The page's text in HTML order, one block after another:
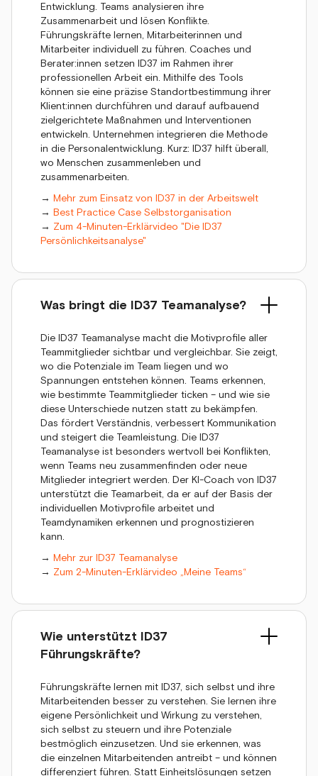
Entwicklung. Teams analysieren ihre
Zusammenarbeit und lösen Konflikte.
Führungskräfte lernen, Mitarbeiterinnen und
Mitarbeiter individuell zu führen. Coaches und
Berater:innen setzen ID37 im Rahmen ihrer
professionellen Arbeit ein. Mithilfe des Tools
können sie eine präzise Standortbestimmung ihrer
Klient:innen durchführen und darauf aufbauend
zielgerichtete Maßnahmen und Interventionen
entwickeln. Unternehmen integrieren die Methode
in die Personalentwicklung. Kurz: ID37 hilft überall,
wo Menschen zusammenleben und
zusammenarbeiten.
→ Mehr zum Einsatz von ID37 in der Arbeitswelt
→ Best Practice Case Selbstorganisation
→ Zum 4-Minuten-Erklärvideo "Die ID37
Persönlichkeitsanalyse"
Was bringt die ID37 Teamanalyse?
Die ID37 Teamanalyse macht die Motivprofile aller
Teammitglieder sichtbar und vergleichbar. Sie zeigt,
wo die Potenziale im Team liegen und wo
Spannungen entstehen können. Teams erkennen,
wie bestimmte Teammitglieder ticken – und wie sie
diese Unterschiede nutzen statt zu bekämpfen.
Das fördert Verständnis, verbessert Kommunikation
und steigert die Teamleistung. Die ID37
Teamanalyse ist besonders wertvoll bei Konflikten,
wenn Teams neu zusammenfinden oder neue
Mitglieder integriert werden. Der KI-Coach von ID37
unterstützt die Teamarbeit, da er auf der Basis der
individuellen Motivprofile arbeitet und
Teamdynamiken erkennen und prognostizieren
kann.
→ Mehr zur ID37 Teamanalyse
→ Zum 2-Minuten-Erklärvideo „Meine Teams“
Wie unterstützt ID37
Führungskräfte?
Führungskräfte lernen mit ID37, sich selbst und ihre
Mitarbeitenden besser zu verstehen. Sie lernen ihre
eigene Persönlichkeit und Wirkung zu verstehen,
sich selbst zu steuern und ihre Potenziale
bestmöglich einzusetzen. Und sie erkennen, was
die einzelnen Mitarbeitenden antreibt – und können
differenziert führen. Statt Einheitslösungen setzen